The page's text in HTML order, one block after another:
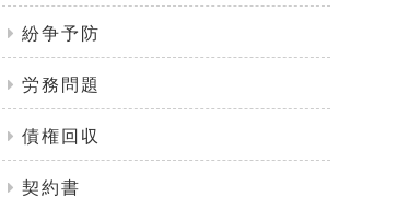
紛争予防
労務問題
債権回収
契約書